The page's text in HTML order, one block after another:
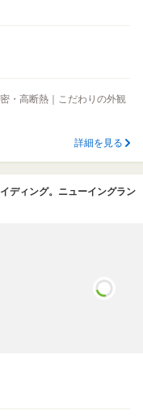
・高断熱｜こだわりの外観
詳細を見る
ディング。ニューイングラン